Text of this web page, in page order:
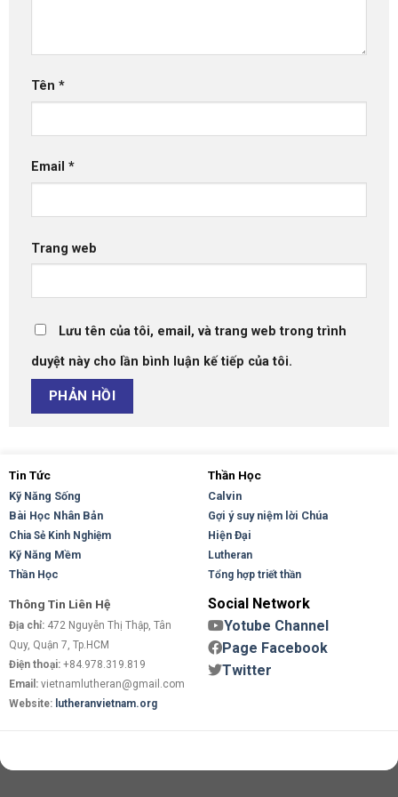
Tên *
Email *
Trang web
Lưu tên của tôi, email, và trang web trong trình
duyệt này cho lần bình luận kế tiếp của tôi.
Tin Tức
Kỹ Năng Sống
Bài Học Nhân Bản
Chia Sẻ Kinh Nghiệm
Kỹ Năng Mềm
Thần Học
Thần Học
Calvin
Gợi ý suy niệm lời Chúa
Hiện Đại
Lutheran
Tổng hợp triết thần
Thông Tin Liên Hệ
Địa chỉ: 472 Nguyễn Thị Thập, Tân
Quy, Quận 7, Tp.HCM
Điện thoại: +84.978.319.819
Email: vietnamlutheran@gmail.com
Website: lutheranvietnam.org
Social Network
Yotube Channel
Page Facebook
Twitter